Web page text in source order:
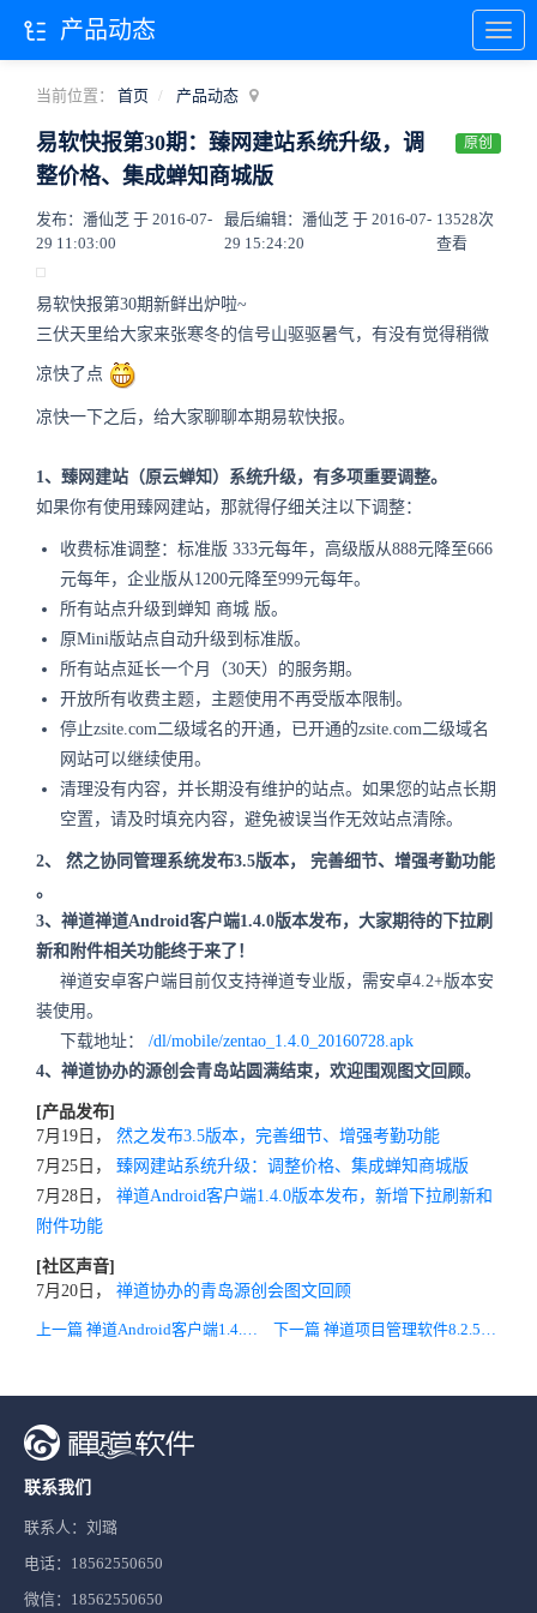
当前位置： 首页 产品动态
易软快报第30期：臻网建站系统升级，调
整价格、集成蝉知商城版
原创
发布：潘仙芝 于 2016-07-
29 11:03:00
最后编辑：潘仙芝 于 2016-07-
29 15:24:20
13528次
查看
易软快报第30期新鲜出炉啦~
三伏天里给大家来张寒冬的信号山驱驱暑气，有没有觉得稍微
凉快了点
凉快一下之后，给大家聊聊本期易软快报。
1、臻网建站（原云蝉知）系统升级，有多项重要调整。
如果你有使用臻网建站，那就得仔细关注以下调整：
收费标准调整：标准版 333元每年，高级版从888元降至666
元每年，企业版从1200元降至999元每年。
所有站点升级到蝉知 商城 版。
原Mini版站点自动升级到标准版。
所有站点延长一个月（30天）的服务期。
开放所有收费主题，主题使用不再受版本限制。
停止zsite.com二级域名的开通，已开通的zsite.com二级域名
网站可以继续使用。
清理没有内容，并长期没有维护的站点。如果您的站点长期
空置，请及时填充内容，避免被误当作无效站点清除。
2、 然之协同管理系统发布3.5版本，
完善细节、增强考勤功能
。
3、禅道禅道Android客户端1.4.0版本发布，大家期待的下拉刷
新和附件相关功能终于来了！
禅道安卓客户端目前仅支持禅道专业版，需安卓4.2+版本安
装使用。
下载地址： /dl/mobile/zentao_1.4.0_20160728.apk
4、禅道协办的源创会青岛站圆满结束，欢迎围观图文回顾。
[产品发布]
7月19日， 然之发布3.5版本，完善细节、增强考勤功能
7月25日， 臻网建站系统升级：调整价格、集成蝉知商城版
7月28日， 禅道Android客户端1.4.0版本发布，新增下拉刷新和
附件功能
[社区声音]
7月20日， 禅道协办的青岛源创会图文回顾
上一篇 禅道Android客户端1.4.0版本发布，新增下拉刷新和附件功能 下一篇 禅道项目管理软件8.2.5版本发布
产品动态
联系我们
联系人：刘璐
电话：18562550650
微信：18562550650